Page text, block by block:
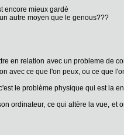
encore mieux gardé
autre moyen que le genous???
en relation avec un probleme de
avec ce que l'on peux, ou ce que
le problème physique qui est la
ordinateur, ce qui altère la vue,